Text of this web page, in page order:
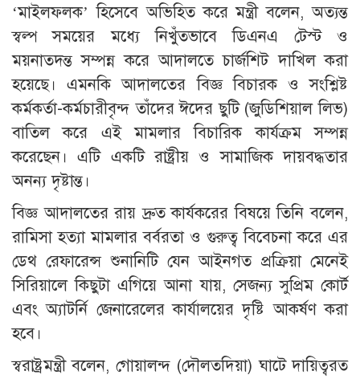
‘মাইলফলক’ হিসেবে অভিহিত করে মন্ত্রী বলেন, অত্যন্ত
স্বল্প সময়ের মধ্যে নিখুঁতভাবে ডিএনএ টেস্ট ও
ময়নাতদন্ত সম্পন্ন করে আদালতে চার্জশিট দাখিল করা
হয়েছে। এমনকি আদালতের বিজ্ঞ বিচারক ও সংশ্লিষ্ট
কর্মকর্তা-কর্মচারীবৃন্দ তাঁদের ঈদের ছুটি (জুডিশিয়াল লিভ)
বাতিল করে এই মামলার বিচারিক কার্যক্রম সম্পন্ন
করেছেন। এটি একটি রাষ্ট্রীয় ও সামাজিক দায়বদ্ধতার
অনন্য দৃষ্টান্ত।
বিজ্ঞ আদালতের রায় দ্রুত কার্যকরের বিষয়ে তিনি বলেন,
রামিসা হত্যা মামলার বর্বরতা ও গুরুত্ব বিবেচনা করে এর
ডেথ রেফারেন্স শুনানিটি যেন আইনগত প্রক্রিয়া মেনেই
সিরিয়ালে কিছুটা এগিয়ে আনা যায়, সেজন্য সুপ্রিম কোর্ট
এবং অ্যাটর্নি জেনারেলের কার্যালয়ের দৃষ্টি আকর্ষণ করা
হবে।
স্বরাষ্ট্রমন্ত্রী বলেন, গোয়ালন্দ (দৌলতদিয়া) ঘাটে দায়িত্বরত